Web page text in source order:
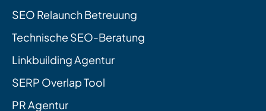
SEO Relaunch Betreuung
Technische SEO-Beratung
Linkbuilding Agentur
SERP Overlap Tool
PR Agentur